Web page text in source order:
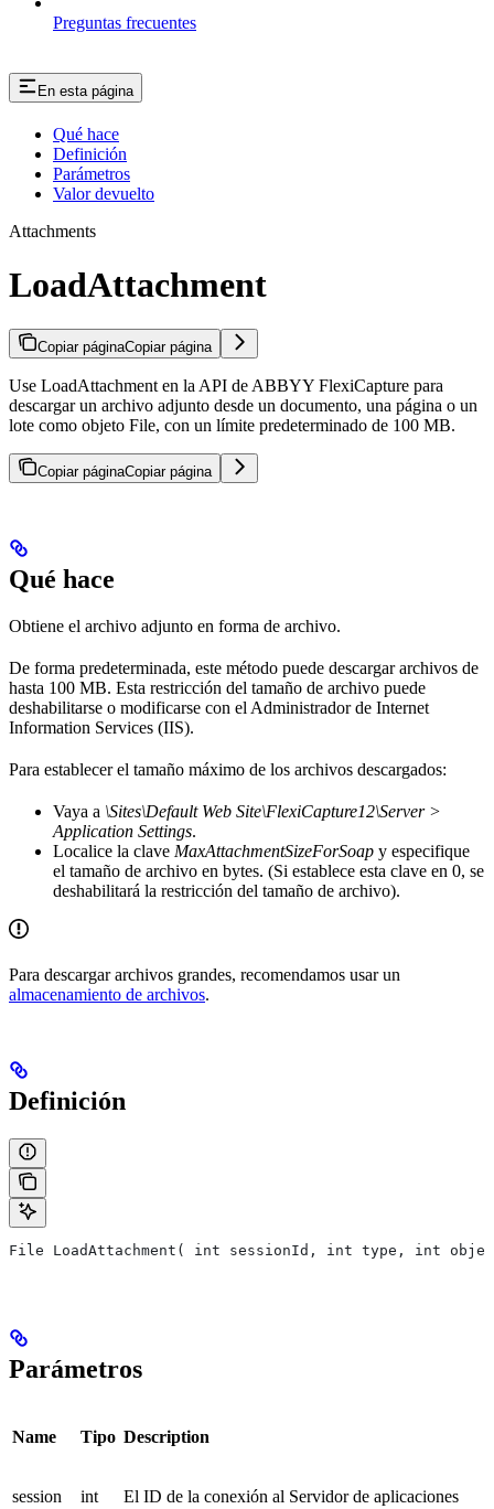
Preguntas frecuentes
En esta página
Qué hace
Definición
Parámetros
Valor devuelto
Attachments
LoadAttachment
Copiar páginaCopiar página
Use LoadAttachment en la API de ABBYY FlexiCapture para
descargar un archivo adjunto desde un documento, una página o un
lote como objeto File, con un límite predeterminado de 100 MB.
Copiar páginaCopiar página
Qué hace
Obtiene el archivo adjunto en forma de archivo.
De forma predeterminada, este método puede descargar archivos de
hasta 100 MB. Esta restricción del tamaño de archivo puede
deshabilitarse o modificarse con el Administrador de Internet
Information Services (IIS).
Para establecer el tamaño máximo de los archivos descargados:
Vaya a \Sites\Default Web Site\FlexiCapture12\Server >
Application Settings.
Localice la clave MaxAttachmentSizeForSoap y especifique
el tamaño de archivo en bytes. (Si establece esta clave en 0, se
deshabilitará la restricción del tamaño de archivo).
Para descargar archivos grandes, recomendamos usar un
almacenamiento de archivos.
Definición
File LoadAttachment( int sessionId, int type, int
Parámetros
Name Tipo Description
session int El ID de la conexión al Servidor de aplicaciones